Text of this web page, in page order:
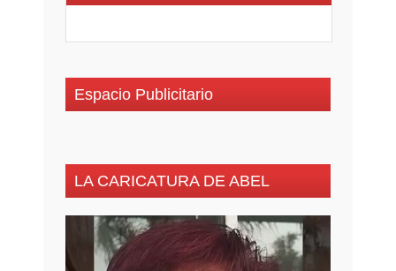
Espacio Publicitario
LA CARICATURA DE ABEL